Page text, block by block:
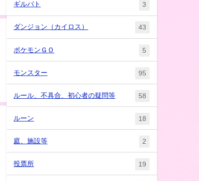
ギルバト 3
ダンジョン（カイロス） 43
ポケモンＧＯ 5
モンスター 95
ルール、不具合、初心者の疑問等 58
ルーン 18
庭、施設等 2
投票所 19